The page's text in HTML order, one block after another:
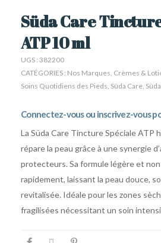
Süda Care
ATP 10 ml
UGS : 382200
CATÉGORIES : Nos Marques Crèmes &
Soins Quotidiens des Pieds Süda Care
Connectez-vous ou inscrivez-vous
La Süda Care Tincture Spéciale ATP
répare la peau grâce à une synergie
protecteurs. Sa formule légère et
rapidement, laissant la peau douce,
revitalisée. Idéale pour les zones
fragilisées nécessitant un soin